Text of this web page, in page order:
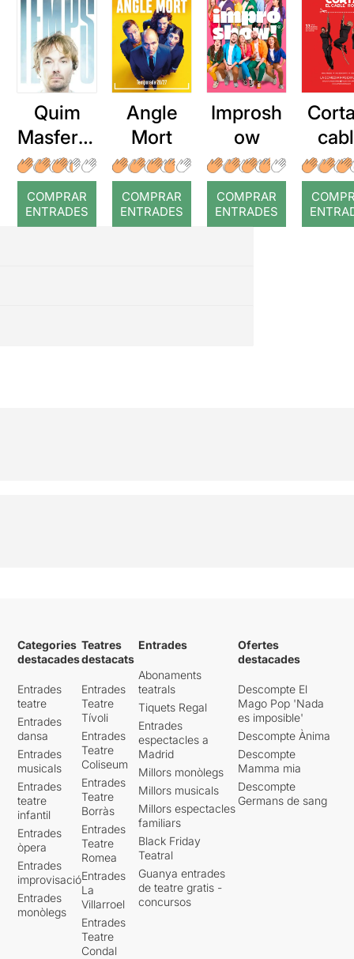
Quim
Masferre
r: Temps
COMPRAR
ENTRADES
Angle
Mort
COMPRAR
ENTRADES
Improsh
ow
COMPRAR
ENTRADES
Categories
destacades
Entrades
teatre
Entrades
dansa
Entrades
musicals
Entrades
teatre
infantil
Entrades
òpera
Entrades
improvisació
Entrades
monòlegs
Teatres
destacats
Entrades
Teatre
Tívoli
Entrades
Teatre
Coliseum
Entrades
Teatre
Borràs
Entrades
Teatre
Romea
Entrades
La
Villarroel
Entrades
Teatre
Condal
Entrades
Abonaments
teatrals
Tiquets Regal
Entrades
espectacles a
Madrid
Millors monòlegs
Millors musicals
Millors espectacles
familiars
Black Friday
Teatral
Guanya entrades
de teatre gratis -
concursos
Ofertes
destacades
Descompte El
Mago Pop 'Nada
es imposible'
Descompte Ànima
Descompte
Mamma mia
Descompte
Germans de sang